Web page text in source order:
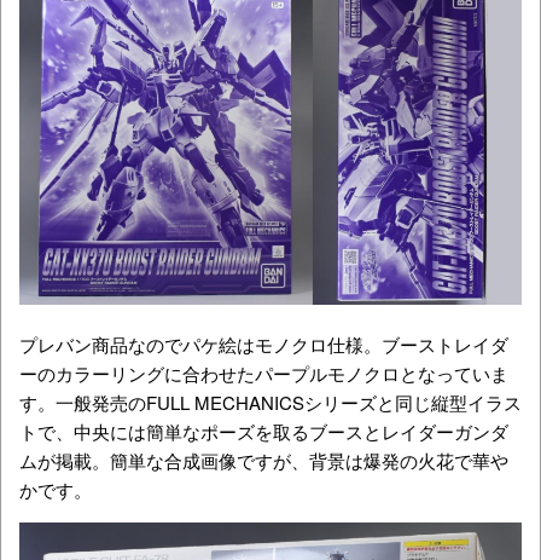
プレバン商品なのでパケ絵はモノクロ仕様。ブーストレイダ
ーのカラーリングに合わせたパープルモノクロとなっていま
す。一般発売のFULL MECHANICSシリーズと同じ縦型イラス
トで、中央には簡単なポーズを取るブースとレイダーガンダ
ムが掲載。簡単な合成画像ですが、背景は爆発の火花で華や
かです。